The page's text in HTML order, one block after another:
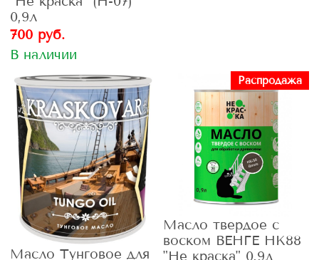
0,9л
700 руб.
В наличии
Масло Тунговое для
Масло твердое с
воском ВЕНГЕ НК88
"Не краска" 0,9л
Распродажа